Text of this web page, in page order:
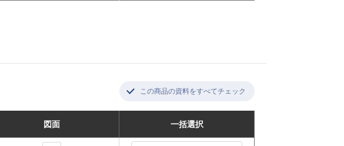
この商品の資料をすべてチェック
図面 一括選択